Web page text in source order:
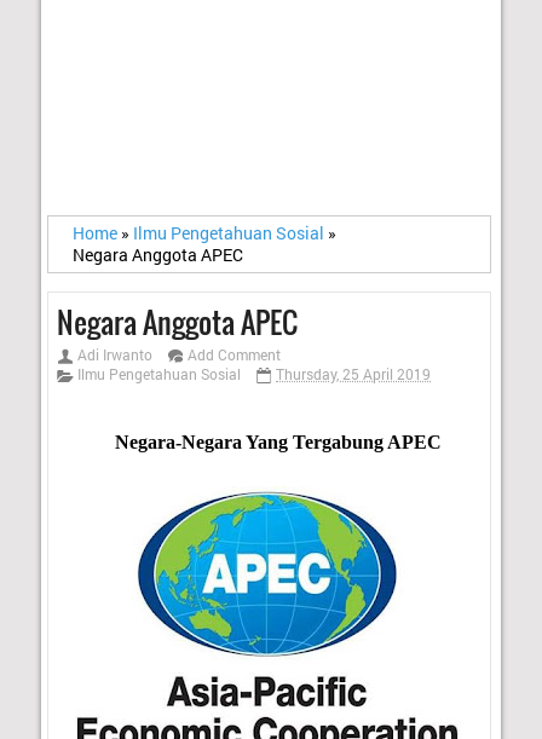
Home » Ilmu Pengetahuan Sosial »
Negara Anggota APEC
Negara Anggota APEC
Adi Irwanto
Add Comment
Ilmu Pengetahuan Sosial
Thursday, 25 April 2019
Negara-Negara Yang Tergabung APEC